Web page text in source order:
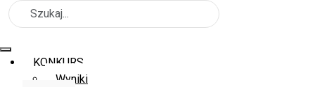
Szukaj
KONKURS
Wyniki